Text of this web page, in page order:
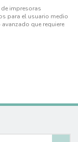
impresoras
para el usuario medio
que requiere